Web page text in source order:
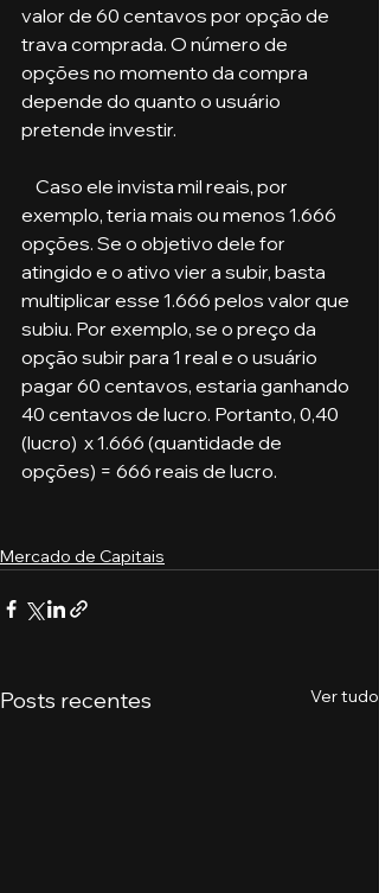
valor de 60 centavos por opção de
trava comprada. O número de
opções no momento da compra
depende do quanto o usuário
pretende investir.
exemplo, teria mais ou menos 1.666
opções. Se o objetivo dele for
atingido e o ativo vier a subir, basta
multiplicar esse 1.666 pelos valor que
subiu. Por exemplo, se o preço da
opção subir para 1 real e o usuário
pagar 60 centavos, estaria ganhando
40 centavos de lucro. Portanto, 0,40
(lucro)  x 1.666 (quantidade de
opções) = 666 reais de lucro.
Mercado de Capitais
Posts recentes Ver tudo